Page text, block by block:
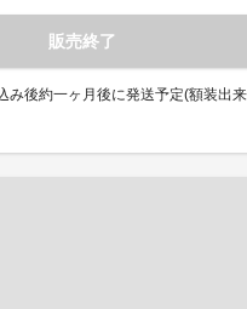
販売終了
み後約一ヶ月後に発送予定(額装出